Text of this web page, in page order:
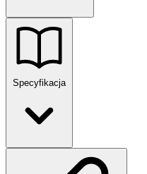
Specyfikacja